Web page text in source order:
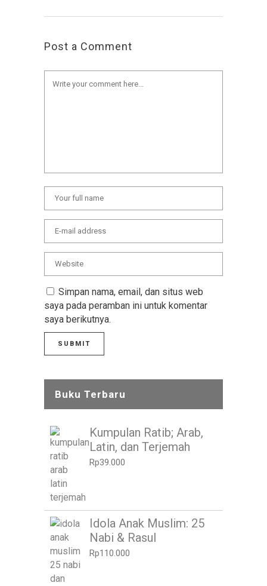
Post a Comment
Simpan nama, email, dan situs web
saya pada peramban ini untuk komentar
saya berikutnya.
Buku Terbaru
Kumpulan Ratib; Arab,
Latin, dan Terjemah
Rp39.000
Idola Anak Muslim: 25
Nabi & Rasul
Rp110.000